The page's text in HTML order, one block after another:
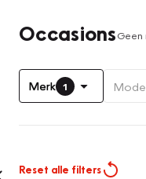
OccasionsGeen
Merk 1
Reset alle filters